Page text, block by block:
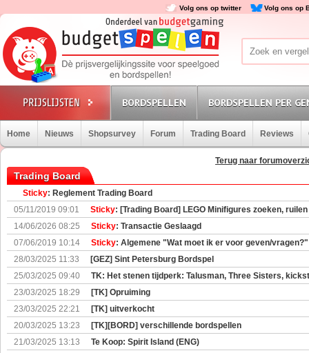
Volg ons op twitter Volg ons op
BORDSPELLEN BORDSPELLEN PER
Home Nieuws Shopsurvey Forum Trading Board Reviews
Terug naar
Trading Board
Sticky: Reglement Trading Board
05/11/2019 09:01
Sticky: [Trading Board] LEGO Minifigures zoeken,
14/06/2026 08:25
Sticky: Transactie Geslaagd
07/06/2019 10:14
Sticky: Algemene "Wat moet ik er voor geven/
28/03/2025 11:33
[GEZ] Sint Petersburg Bordspel
25/03/2025 09:40
TK: Het stenen tijdperk: Talusman, Three Sisters,
23/03/2025 18:29
[TK] Opruiming
23/03/2025 22:21
[TK] uitverkocht
20/03/2025 13:23
[TK][BORD] verschillende bordspellen
21/03/2025 13:13
Te Koop: Spirit Island (ENG)